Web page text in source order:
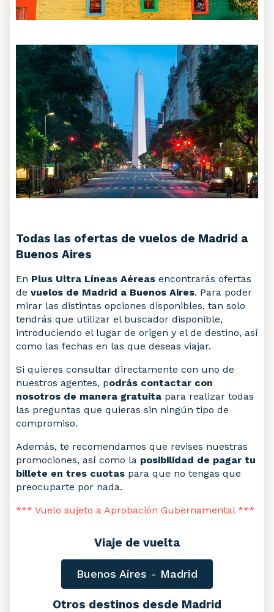
Todas las ofertas de vuelos de Madrid a
Buenos Aires
En Plus Ultra Líneas Aéreas encontrarás ofertas
de vuelos de Madrid a Buenos Aires. Para poder
mirar las distintas opciones disponibles, tan solo
tendrás que utilizar el buscador disponible,
introduciendo el lugar de origen y el de destino, así
como las fechas en las que deseas viajar.
Si quieres consultar directamente con uno de
nuestros agentes, podrás contactar con
nosotros de manera gratuita para realizar todas
las preguntas que quieras sin ningún tipo de
compromiso.
Además, te recomendamos que revises nuestras
promociones, así como la posibilidad de pagar tu
billete en tres cuotas para que no tengas que
preocuparte por nada.
*** Vuelo sujeto a Aprobación Gubernamental ***
Viaje de vuelta
Buenos Aires - Madrid
Otros destinos desde Madrid